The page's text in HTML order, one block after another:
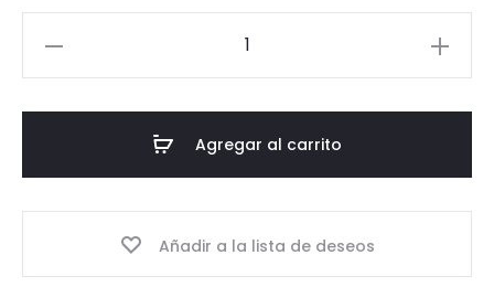
Agregar al carrito
Añadir a la lista de deseos